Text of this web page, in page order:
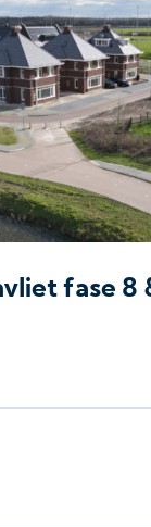
fase 8